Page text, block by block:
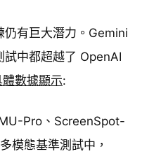
有巨大潛力。Gemini
中都超越了 OpenAI
體數據顯示:
Pro、ScreenSpot-
模態基準測試中，